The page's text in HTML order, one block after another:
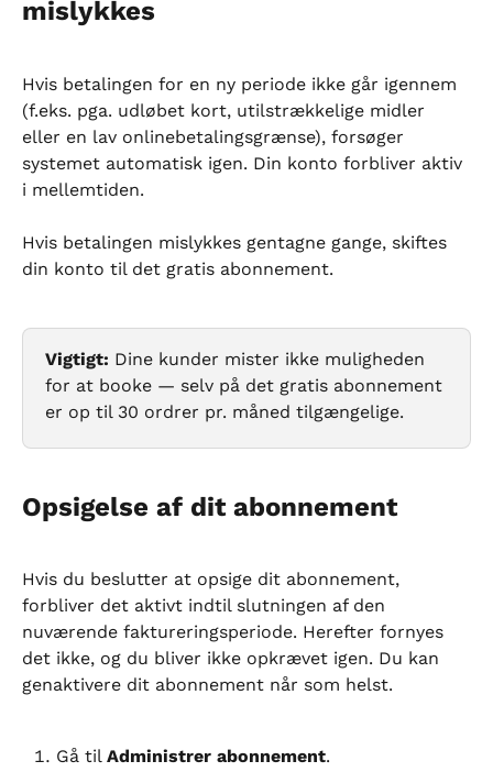
mislykkes
Hvis betalingen for en ny periode ikke går igennem
(f.eks. pga. udløbet kort, utilstrækkelige midler
eller en lav onlinebetalingsgrænse), forsøger
systemet automatisk igen. Din konto forbliver aktiv
i mellemtiden.
Hvis betalingen mislykkes gentagne gange, skiftes
din konto til det gratis abonnement.
Vigtigt: Dine kunder mister ikke muligheden
for at booke — selv på det gratis abonnement
er op til 30 ordrer pr. måned tilgængelige.
Opsigelse af dit abonnement
Hvis du beslutter at opsige dit abonnement,
forbliver det aktivt indtil slutningen af den
nuværende faktureringsperiode. Herefter fornyes
det ikke, og du bliver ikke opkrævet igen. Du kan
genaktivere dit abonnement når som helst.
Gå til Administrer abonnement.